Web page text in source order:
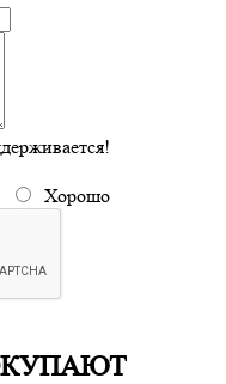
Хорошо